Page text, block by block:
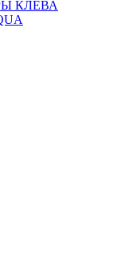
КЛЕВА